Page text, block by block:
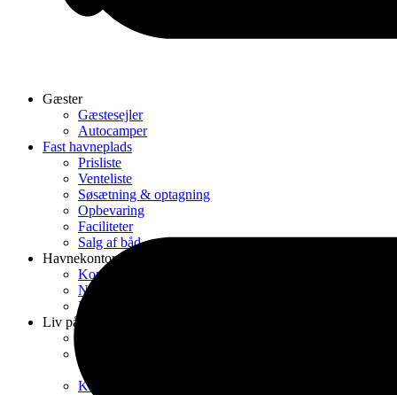
Gæster
Gæstesejler
Autocamper
Fast havneplads
Prisliste
Venteliste
Søsætning & optagning
Opbevaring
Faciliteter
Salg af båd
Havnekontor
Kontakt
Nyhedsbreve fra Havnekontoret
Kontrakt & Reglementer
Liv på havnen
Klubber